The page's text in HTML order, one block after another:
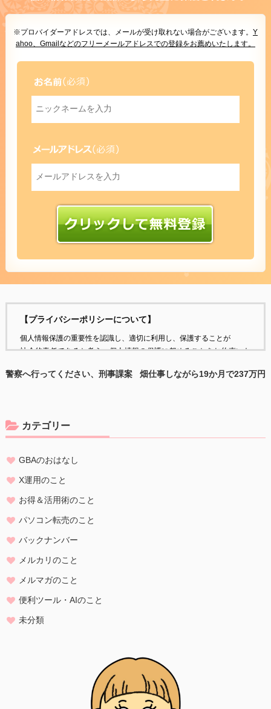
※プロバイダーアドレスでは、メールが受け取れない場合がございます。 Y
ahoo、Gmailなどのフリーメールアドレスでの登録をお薦めいたします。
【プライバシーポリシーについて】
個人情報保護の重要性を認識し、適切に利用し、保護することが
社会的責任であると考え、個人情報の保護に努めることをお約束いた
電子メールアドレス、職業、勤務先等、特定の個人を識別し得る情報
をいいます。
個人情報の収集・利用
当方は、以下の目的のため、その範囲内においてのみ、個人情報を収
自発的な提供によるものであり、お客様が個人情報を提供された場合
は、当方が本方針に則って個人情報を 利用することをお客様が許諾し
・新商品の案内などお客様に有益かつ必要と思われる情報の提供
・業務遂行上で必要となる当方からの問い合わせ、確認、および
・各種のお問い合わせ対応
当方は、個人情報の漏洩、滅失、毀損等を防止するために、個人情報
警察へ行ってください、刑事課案
畑仕事しながら19か月で237万円
カテゴリー
GBAのおはなし
X運用のこと
お得＆活用術のこと
パソコン転売のこと
バックナンバー
メルカリのこと
メルマガのこと
便利ツール・AIのこと
未分類